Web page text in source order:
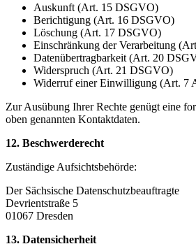
Auskunft (Art. 15 DSGVO)
Berichtigung (Art. 16 DSGVO)
Löschung (Art. 17 DSGVO)
Einschränkung der Verarbeitung
Datenübertragbarkeit (Art. 20
Widerspruch (Art. 21 DSGVO)
Widerruf einer Einwilligung (Art. 7
Zur Ausübung Ihrer Rechte genügt eine
oben genannten Kontaktdaten.
12. Beschwerderecht
Zuständige Aufsichtsbehörde:
Der Sächsische Datenschutzbeauftragte
Devrientstraße 5
01067 Dresden
13. Datensicherheit